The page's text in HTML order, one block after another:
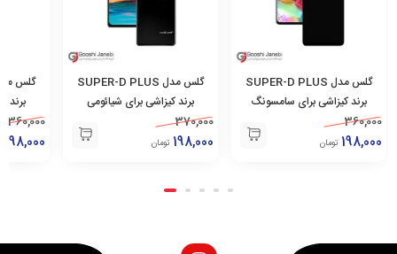
گلس مدل SUPER-D PLUS
برند کیزاشی برای سامسونگ
Galaxy A71 360,000
198,000 تومان
گلس مدل SUPER-D PLUS
برند کیزاشی برای شیائومی
Redmi Note 10 Pro/ Poco
370,000
198,000 تومان
برند
Pro/9
360,000
198,000